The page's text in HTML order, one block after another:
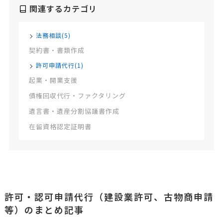
関連するカテゴリ
法務相談(5)
契約書・書類作成
許可申請代行(1)
起業・開業支援
債権回収代行・ファクタリング
遺言書・遺産分割協議書作成
在留資格認定証明書
許可・認可申請代行（建設業許可、古物商申請
等）のまとめ記事